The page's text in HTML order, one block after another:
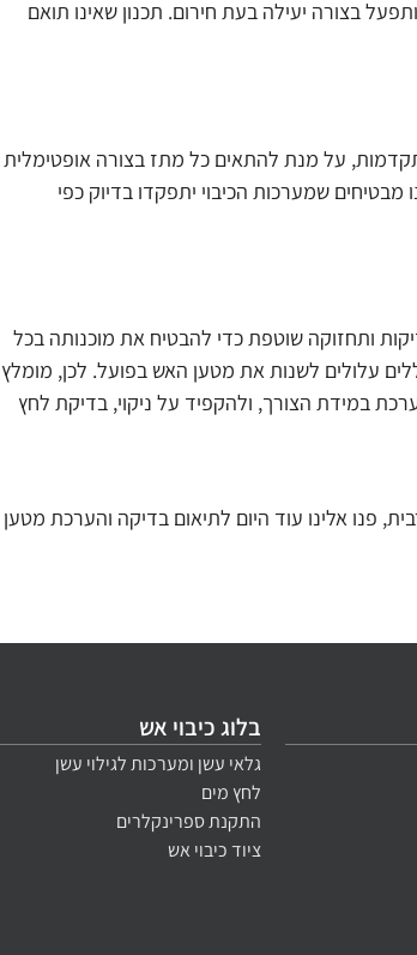
בצורה יעילה בעת חירום. תכנון שאינו תואם
על מנת להתאים כל מתז בצורה אופטימלית
שמערכות הכיבוי יתפקדו בדיוק כפי
ותחזוקה שוטפת כדי להבטיח את מוכנותה בכל
עלולים לשנות את מטען האש בפועל. לכן, מומלץ
במידת הצורך, ולהקפיד על ניקוי, בדיקת לחץ
פנו אלינו עוד היום לתיאום בדיקה והערכת מטען
בלוג כיבוי אש
גלאי עשן ומערכות לגילוי עשן
לחץ מים
התקנת ספרינקלרים
ציוד כיבוי אש